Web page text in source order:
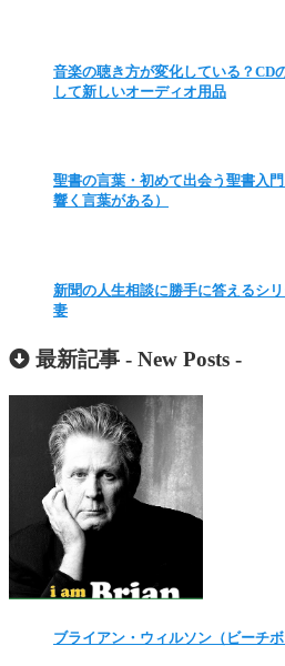
音楽の聴き方が変化している？CD
して新しいオーディオ用品
聖書の言葉・初めて出会う聖書入
響く言葉がある）
新聞の人生相談に勝手に答えるシ
妻
最新記事 - New Posts -
ブライアン・ウィルソン（ビーチ